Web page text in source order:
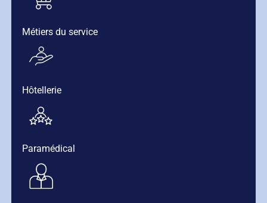
Métiers du service
Hôtellerie
Paramédical